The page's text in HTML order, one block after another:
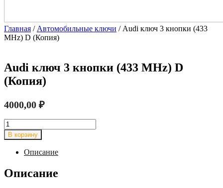
Главная / Автомобильные ключи / Audi ключ 3 кнопки (433
MHz) D (Копия)
Audi ключ 3 кнопки (433 MHz) D
(Копия)
4000,00 ₽
Количество
товара
Audi
ключ
кнопки
(433
В корзину
Описание
Описание